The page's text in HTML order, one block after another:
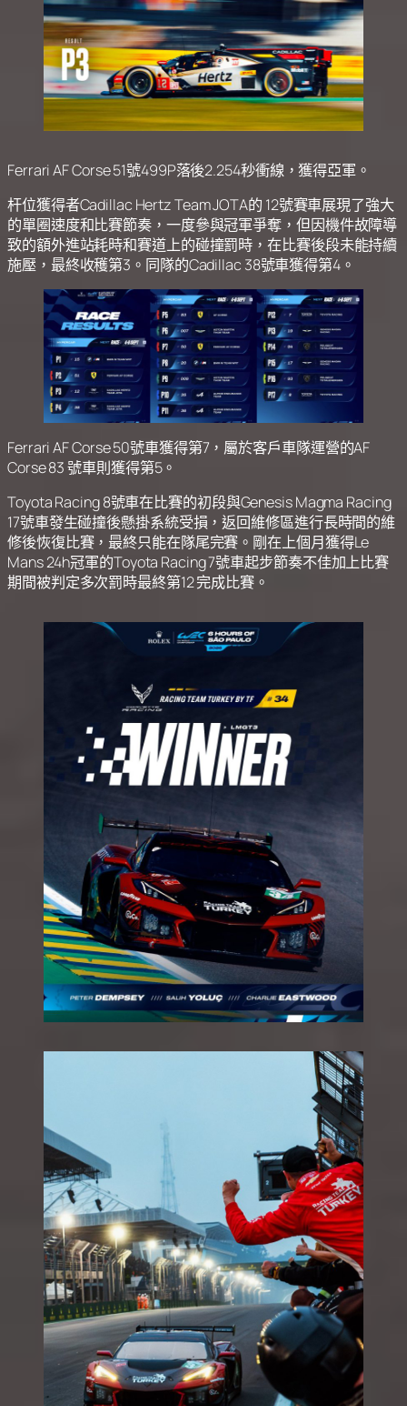
Ferrari AF Corse 51號499P落後2.254秒衝線，獲得亞軍。
杆位獲得者Cadillac Hertz Team JOTA的 12號賽車展現了強大
的單圈速度和比賽節奏，一度參與冠軍爭奪，但因機件故障導
致的額外進站耗時和賽道上的碰撞罰時，在比賽後段未能持續
施壓，最終收穫第3。同隊的Cadillac 38號車獲得第4。
Ferrari AF Corse 50號車獲得第7，屬於客戶車隊運營的AF
Corse 83 號車則獲得第5。
Toyota Racing 8號車在比賽的初段與Genesis Magma Racing
17號車發生碰撞後懸掛系統受損，返回維修區進行長時間的維
修後恢復比賽，最終只能在隊尾完賽。剛在上個月獲得Le
Mans 24h冠軍的Toyota Racing 7號車起步節奏不佳加上比賽
期間被判定多次罰時最終第12 完成比賽。